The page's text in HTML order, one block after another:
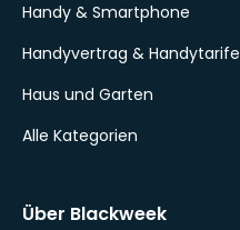
Handy & Smartphone
Handyvertrag & Handytarife
Haus und Garten
Alle Kategorien
Über Blackweek